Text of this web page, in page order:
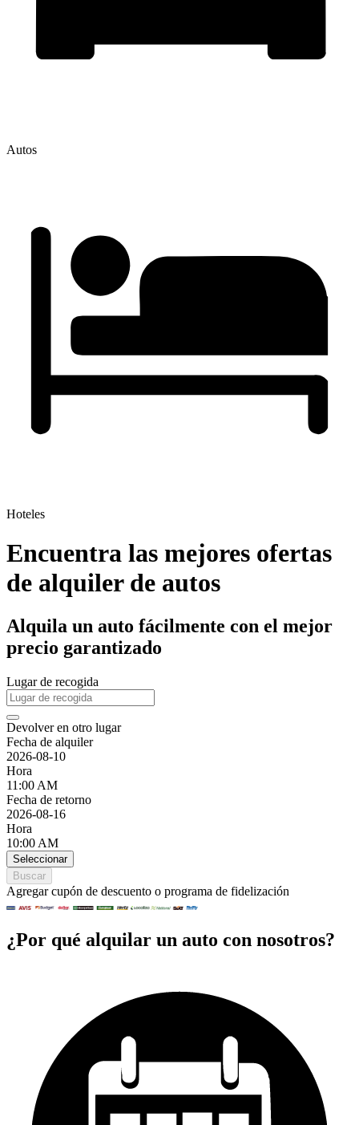
Autos
Hoteles
Encuentra las mejores ofertas
de alquiler de autos
Alquila un auto fácilmente con el mejor
precio garantizado
Lugar de recogida
Devolver en otro lugar
Fecha de alquiler
2026-08-10
Hora
11:00 AM
Fecha de retorno
2026-08-16
Hora
10:00 AM
Seleccionar
Buscar
Agregar cupón de descuento o programa de fidelización
¿Por qué alquilar un auto con nosotros?